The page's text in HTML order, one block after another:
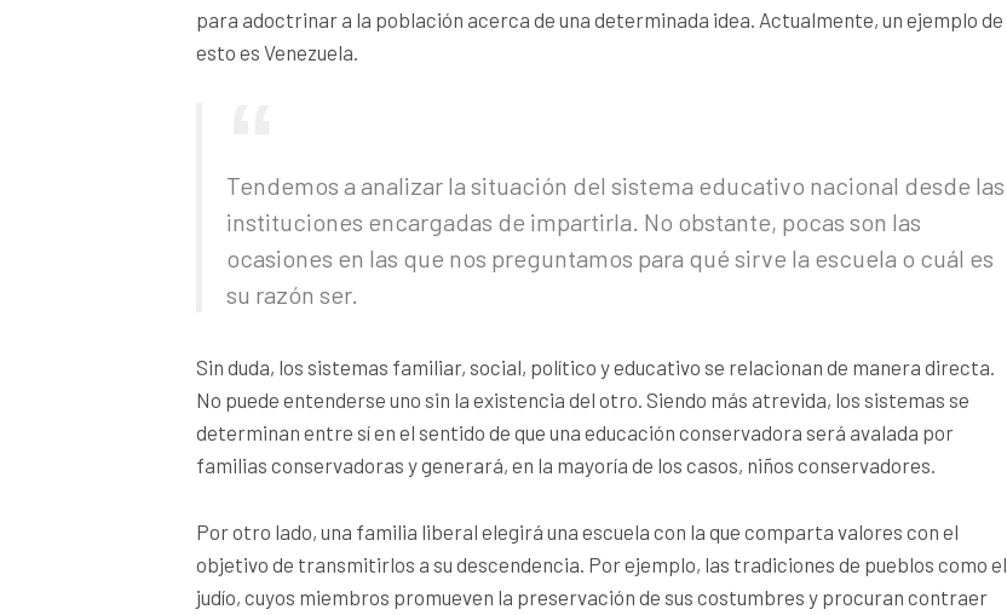
para adoctrinar a la población acerca de una determinada idea. Actualmente, un ejemplo de
esto es Venezuela.
Tendemos a analizar la situación del sistema educativo nacional desde las
instituciones encargadas de impartirla. No obstante, pocas son las
ocasiones en las que nos preguntamos para qué sirve la escuela o cuál es
su razón ser.
Sin duda, los sistemas familiar, social, político y educativo se relacionan de manera directa.
No puede entenderse uno sin la existencia del otro. Siendo más atrevida, los sistemas se
determinan entre sí en el sentido de que una educación conservadora será avalada por
familias conservadoras y generará, en la mayoría de los casos, niños conservadores.
Por otro lado, una familia liberal elegirá una escuela con la que comparta valores con el
objetivo de transmitirlos a su descendencia. Por ejemplo, las tradiciones de pueblos como el
judío, cuyos miembros promueven la preservación de sus costumbres y procuran contraer